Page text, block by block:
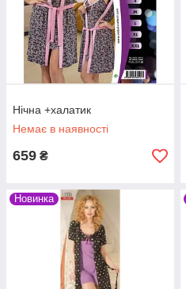
Нічна +халатик
Немає в наявності
659 ₴
Новинка